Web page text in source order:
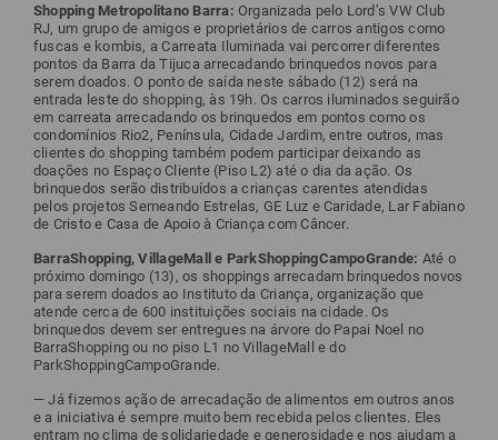
Shopping Metropolitano Barra: Organizada pelo Lord’s VW Club
RJ, um grupo de amigos e proprietários de carros antigos como
fuscas e kombis, a Carreata Iluminada vai percorrer diferentes
pontos da Barra da Tijuca arrecadando brinquedos novos para
serem doados. O ponto de saída neste sábado (12) será na
entrada leste do shopping, às 19h. Os carros iluminados seguirão
em carreata arrecadando os brinquedos em pontos como os
condomínios Rio2, Península, Cidade Jardim, entre outros, mas
clientes do shopping também podem participar deixando as
doações no Espaço Cliente (Piso L2) até o dia da ação. Os
brinquedos serão distribuídos a crianças carentes atendidas
pelos projetos Semeando Estrelas, GE Luz e Caridade, Lar Fabiano
de Cristo e Casa de Apoio à Criança com Câncer.
BarraShopping, VillageMall e ParkShoppingCampoGrande: Até o
próximo domingo (13), os shoppings arrecadam brinquedos novos
para serem doados ao Instituto da Criança, organização que
atende cerca de 600 instituições sociais na cidade. Os
brinquedos devem ser entregues na árvore do Papai Noel no
BarraShopping ou no piso L1 no VillageMall e do
ParkShoppingCampoGrande.
— Já fizemos ação de arrecadação de alimentos em outros anos
e a iniciativa é sempre muito bem recebida pelos clientes. Eles
entram no clima de solidariedade e generosidade e nos ajudam a